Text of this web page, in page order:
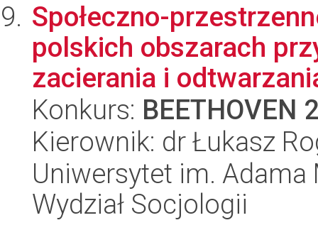
Społeczno-
polskich obszarach
zacierania i
Konkurs: BEETHOVEN
Kierownik: dr Łukasz
Uniwersytet im.
Wydział Socjologii